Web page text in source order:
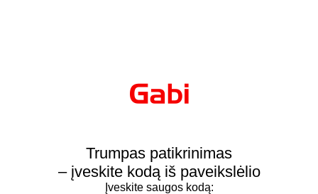
Trumpas patikrinimas
– įveskite kodą iš paveikslėlio
Įveskite saugos kodą: